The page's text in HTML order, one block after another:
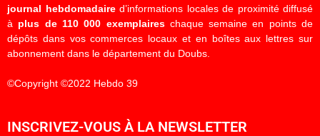
journal hebdomadaired’informations locales de proximité diffusé
à plus de 110 000 exemplaireschaque semaine en points de
dépôts dans vos commerces locaux et en boîtes aux lettres sur
abonnement dans le département du Doubs.
©Copyright ©2022 Hebdo 39
INSCRIVEZ-VOUS À LA NEWSLETTER